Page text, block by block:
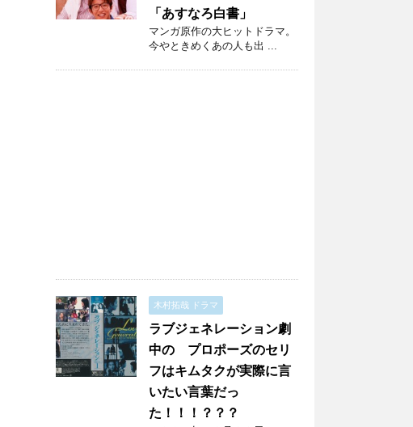
「あすなろ白書」
マンガ原作の大ヒットドラマ。
今やときめくあの人も出 ...
木村拓哉 ドラマ
ラブジェネレーション劇
中の プロポーズのセリ
フはキムタクが実際に言
いたい言葉だっ
た！！！？？？